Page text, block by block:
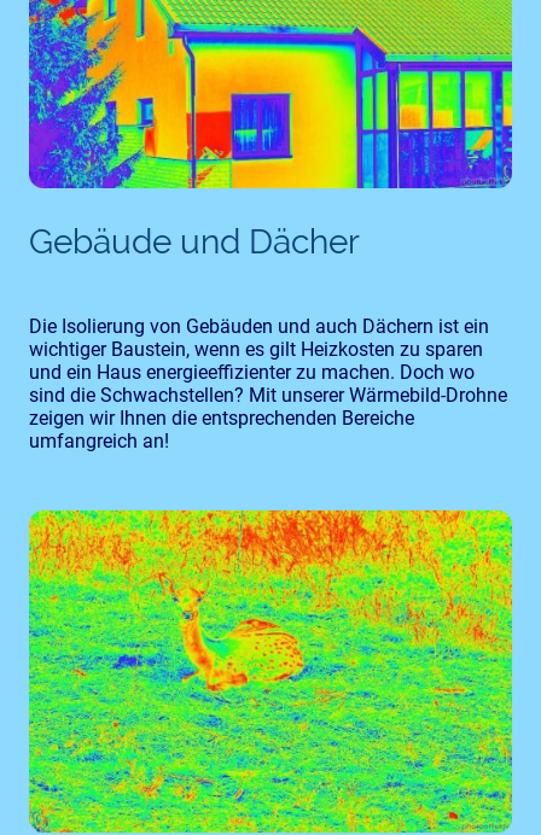
Gebäude und Dächer
Die Isolierung von Gebäuden und auch Dächern ist ein
wichtiger Baustein, wenn es gilt Heizkosten zu sparen
und ein Haus energieeffizienter zu machen. Doch wo
sind die Schwachstellen? Mit unserer Wärmebild-Drohne
zeigen wir Ihnen die entsprechenden Bereiche
umfangreich an!